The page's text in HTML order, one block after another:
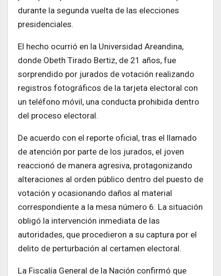
durante la segunda vuelta de las elecciones
presidenciales.
El hecho ocurrió en la Universidad Areandina,
donde Obeth Tirado Bertiz, de 21 años, fue
sorprendido por jurados de votación realizando
registros fotográficos de la tarjeta electoral con
un teléfono móvil, una conducta prohibida dentro
del proceso electoral.
De acuerdo con el reporte oficial, tras el llamado
de atención por parte de los jurados, el joven
reaccionó de manera agresiva, protagonizando
alteraciones al orden público dentro del puesto de
votación y ocasionando daños al material
correspondiente a la mesa número 6. La situación
obligó la intervención inmediata de las
autoridades, que procedieron a su captura por el
delito de perturbación al certamen electoral.
La Fiscalía General de la Nación confirmó que